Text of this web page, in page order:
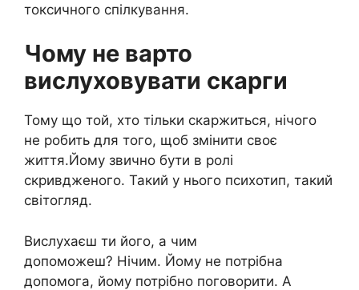
токсичного спілкування.
Чому не варто
вислуховувати скарги
Тому що той, хто тільки скаржиться, нічого
не робить для того, щоб змінити своє
життя.Йому звично бути в ролі
скривдженого. Такий у нього психотип, такий
світогляд.
Вислухаєш ти його, а чим
допоможеш? Нічим. Йому не потрібна
допомога, йому потрібно поговорити. А